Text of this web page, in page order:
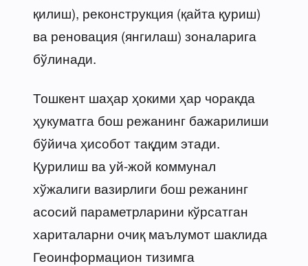
қилиш), реконструкция (қайта қуриш)
ва реновация (янгилаш) зоналарига
бўлинади.
Тошкент шаҳар ҳокими ҳар чоракда
ҳукуматга бош режанинг бажарилиши
бўйича ҳисобот тақдим этади.
Қурилиш ва уй-жой коммунал
хўжалиги вазирлиги бош режанинг
асосий параметрларини кўрсатган
хариталарни очиқ маълумот шаклида
Геоинформацион тизимга